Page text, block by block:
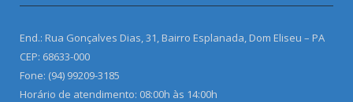
End.: Rua Gonçalves Dias, 31, Bairro Esplanada, Dom Eliseu – PA
CEP: 68633-000
Fone: (94) 99209-3185
Horário de atendimento: 08:00h às 14:00h